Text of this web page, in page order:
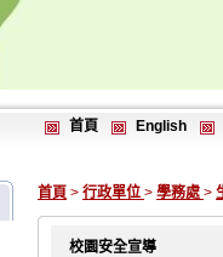
首頁 English
首頁 > 行政單位 > 學務處 >
校園安全宣導